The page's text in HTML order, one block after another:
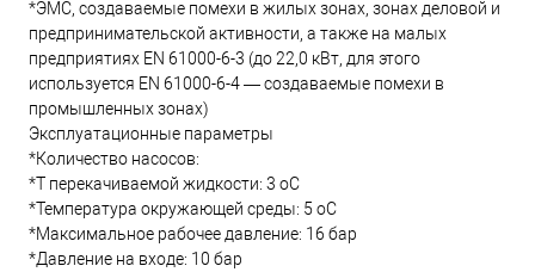
*ЭМС, создаваемые помехи в жилых зонах, зонах деловой и
предпринимательской активности, а также на малых
предприятиях EN 61000-6-3 (до 22,0 кВт, для этого
используется EN 61000-6-4 — создаваемые помехи в
промышленных зонах)
Эксплуатационные параметры
*Количество насосов:
*T перекачиваемой жидкости: 3 oC
*Температура окружающей среды: 5 oC
*Максимальное рабочее давление: 16 бар
*Давление на входе: 10 бар